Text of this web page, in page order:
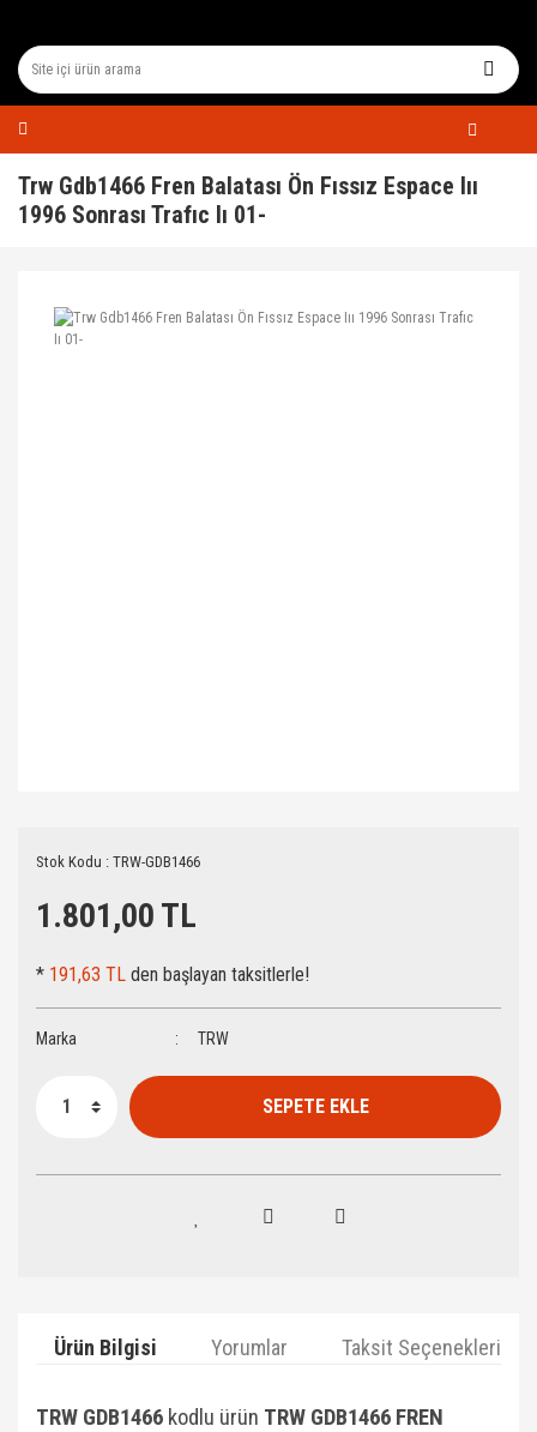
Trw Gdb1466 Fren Balatası Ön Fıssız Espace Iıı
1996 Sonrası Trafıc Iı 01-
Stok Kodu : TRW-GDB1466
1.801,00 TL
* 191,63 TL den başlayan taksitlerle!
Marka TRW
SEPETE EKLE
Ürün Bilgisi Yorumlar Taksit Seçenekleri
TRW GDB1466 kodlu ürün TRW GDB1466 FREN